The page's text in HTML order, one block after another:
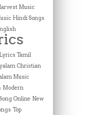
Music
Hindi Songs
Lyrics Tamil
Christian
Music
Modern
Online New
Top